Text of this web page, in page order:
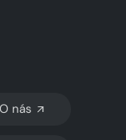
TMAVÝ REŽIM
O nás